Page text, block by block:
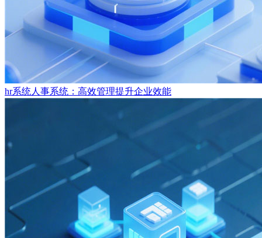
hr系统人事系统：高效管理提升企业效能